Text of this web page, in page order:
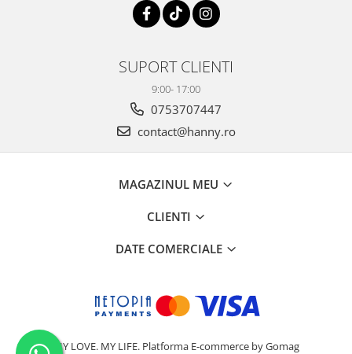
SUPORT CLIENTI
9:00- 17:00
0753707447
contact@hanny.ro
MAGAZINUL MEU
CLIENTI
DATE COMERCIALE
MY LOVE. MY LIFE. Platforma E-commerce by Gomag